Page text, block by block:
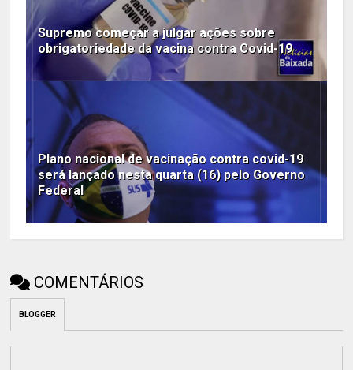
Supremo começar a julgar ações sobre
obrigatoriedade da vacina contra Covid-19
Plano nacional de vacinação contra covid-19
será lançado nesta quarta (16) pelo Governo
Federal
COMENTÁRIOS
BLOGGER